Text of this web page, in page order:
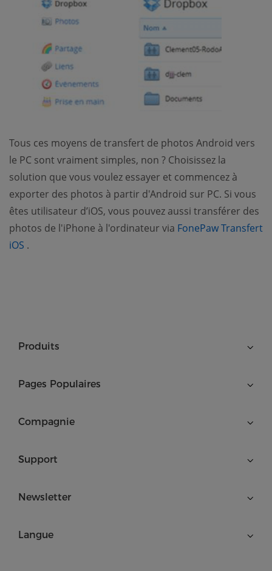
Tous ces moyens de transfert de photos Android vers
le PC sont vraiment simples, non ? Choisissez la
solution que vous voulez essayer et commencez à
exporter des photos à partir d'Android sur PC. Si vous
êtes utilisateur d’iOS, vous pouvez aussi transférer des
photos de l'iPhone à l'ordinateur via FonePaw Transfert
iOS (opens new window)
.
Produits
Pages Populaires
Compagnie
Support
Newsletter
Langue